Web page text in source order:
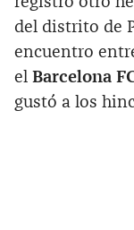
del distrito de
encuentro
el Barcelona
gustó a los